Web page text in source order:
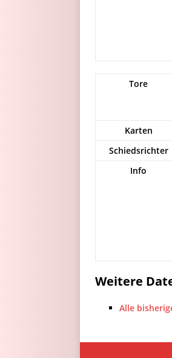
Tore
Karten
Schiedsrichter
Info
Weitere
Alle